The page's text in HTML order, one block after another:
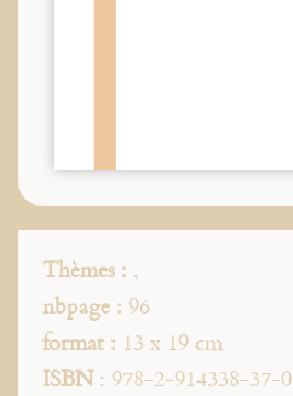
Thèmes : ,
nbpage : 96
format : 13 x 19 cm
ISBN: 978-2-914338-37-0